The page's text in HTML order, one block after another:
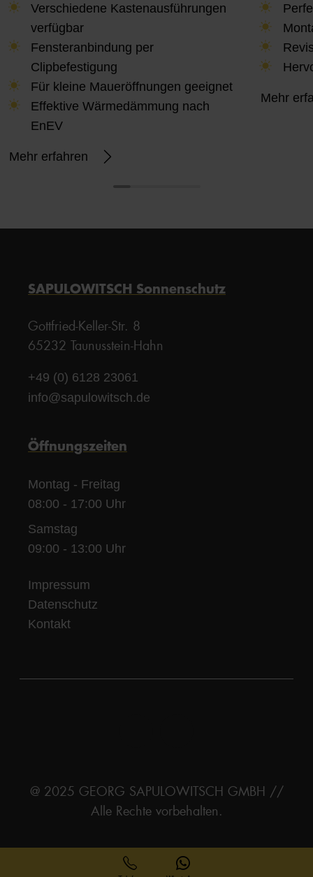
Verschiedene Kastenausführungen
verfügbar
Fensteranbindung per
Clipbefestigung
Für kleine Maueröffnungen geeignet
Effektive Wärmedämmung nach
EnEV
Mehr erfahren
Mehr
SAPULOWITSCH Sonnenschutz
Gottfried-Keller-Str. 8
65232 Taunusstein-Hahn
+49 (0) 6128 23061
info@sapulowitsch.de
Öffnungszeiten
Montag - Freitag
08:00 - 17:00 Uhr
Samstag
09:00 - 13:00 Uhr
Impressum
Datenschutz
Kontakt
@ 2025 GEORG SAPULOWITSCH GMBH //
Alle Rechte vorbehalten.